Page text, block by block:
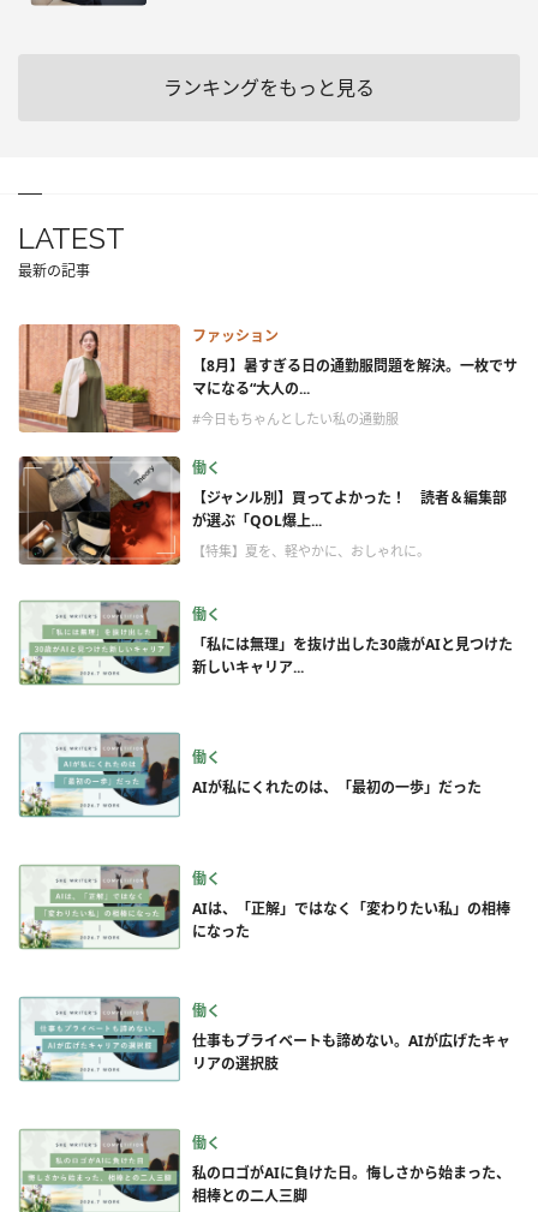
ランキングをもっと見る
LATEST
最新の記事
ファッション
【8月】暑すぎる日の通勤服問題を解決。一枚でサ
マになる“大人の...
#今日もちゃんとしたい私の通勤服
働く
【ジャンル別】買ってよかった！ 読者＆編集部
が選ぶ「QOL爆上...
【特集】夏を、軽やかに、おしゃれに。
働く
「私には無理」を抜け出した30歳がAIと見つけた
新しいキャリア...
働く
AIが私にくれたのは、「最初の一歩」だった
働く
AIは、「正解」ではなく「変わりたい私」の相棒
になった
働く
仕事もプライベートも諦めない。AIが広げたキャ
リアの選択肢
働く
私のロゴがAIに負けた日。悔しさから始まった、
相棒との二人三脚